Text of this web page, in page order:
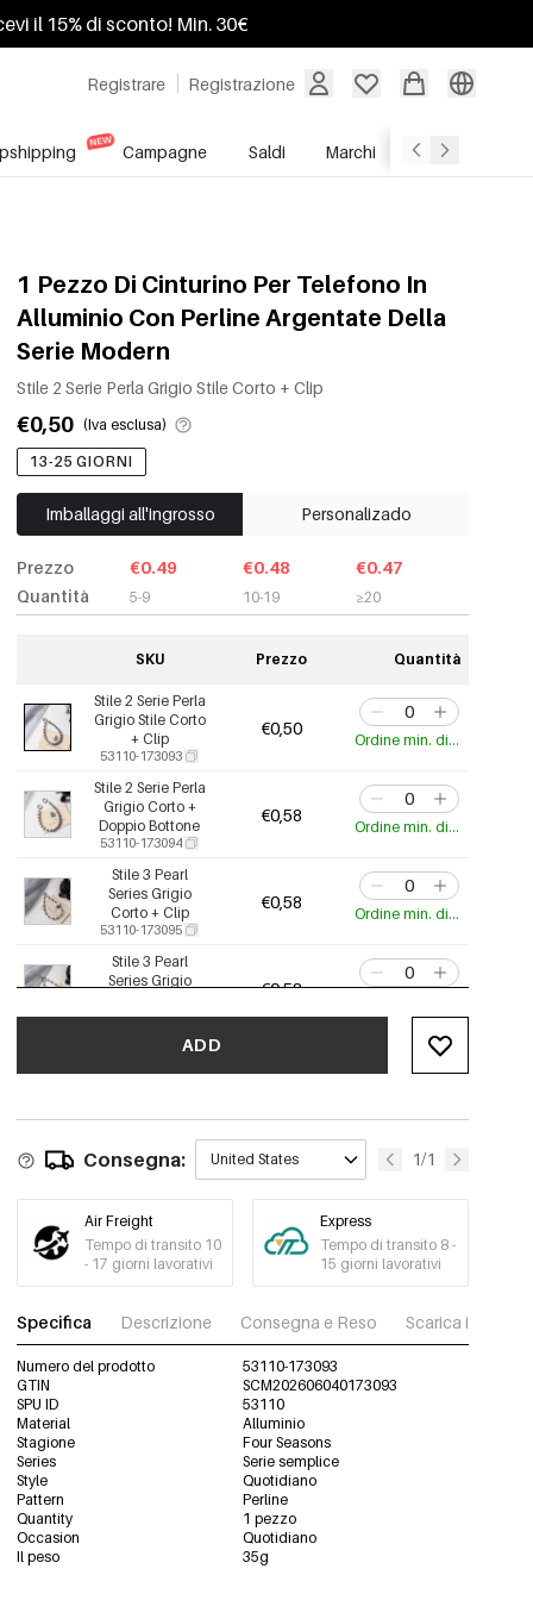
il 15% di sconto! Min. 30€
Registrare Registrazione
Campagne Saldi Marchi Servizio
1 Pezzo Di Cinturino Per Telefono In
Alluminio Con Perline Argentate Della
Serie Modern
Stile 2 Serie Perla Grigio Stile Corto + Clip
€0,50 (Iva esclusa)
13-25 GIORNI
Imballaggi all'ingrosso Personalizado
Prezzo
Quantità
€0.49
5-9
€0.48
10-19
€0.47
≥20
SKU Prezzo Quantità
Stile 2 Serie Perla
Grigio Stile Corto
+ Clip
53110-173093
€0,50
Ordine min. di 2 pz.
Stile 2 Serie Perla
Grigio Corto +
Doppio Bottone
53110-173094
€0,58
Ordine min. di 2 pz.
Stile 3 Pearl
Series Grigio
Corto + Clip
53110-173095
€0,58
Ordine min. di 2 pz.
Stile 3 Pearl
Series Grigio
53110-173096
€0,58
Stile 3 Pearl
53110-173097
ADD
Consegna: United States 1/1
Air Freight
Tempo di transito 10
- 17 giorni lavorativi
Express
Tempo di transito 8 -
15 giorni lavorativi
Specifica Descrizione Consegna e Reso Scarica immagini
Numero del prodotto
53110-173093
GTIN
SCM202606040173093
SPU ID
53110
Material
Alluminio
Stagione
Four Seasons
Series
Serie semplice
Style
Quotidiano
Pattern
Perline
Quantity
1 pezzo
Occasion
Quotidiano
Il peso
35g